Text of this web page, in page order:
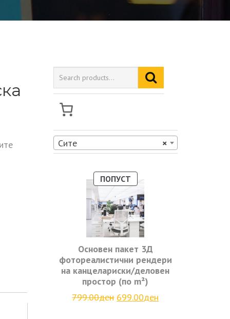
×
Сите
ПОПУСТПРОДУКТ
НА
ПОПУСТ
Основен пакет 3Д
фотореалистични рендери
на канцелариски/деловен
простор (по m²)
799.00ден Original
699.00ден